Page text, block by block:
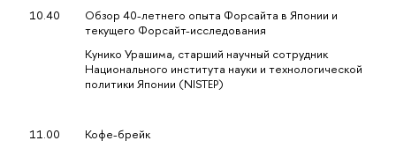
10.40
Обзор 40-летнего опыта Форсайта в Японии и
текущего Форсайт-исследования
Кунико Урашима, старший научный сотрудник
Национального института науки и технологической
политики Японии (NISTEP)
11.00 Кофе-брейк